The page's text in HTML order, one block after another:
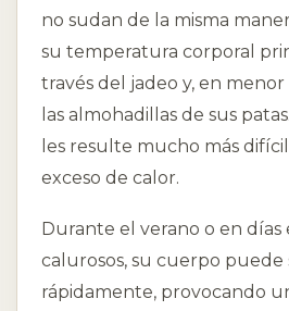
no sudan de la misma
su temperatura corporal
través del jadeo y, en
las almohadillas de sus
les resulte mucho más
exceso de calor.
Durante el verano o en días
calurosos, su cuerpo puede
rápidamente, provocando